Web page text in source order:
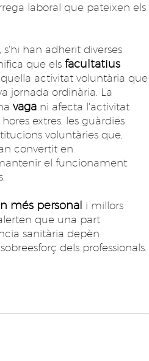
laboral que pateixen els
s'hi han adherit diverses
que els facultatius
activitat voluntària que
jornada ordinària. La
vaga ni afecta l'activitat
extres, les guàrdies
voluntàries que,
convertit en
el funcionament
més personal i millors
que una part
sanitària depèn
dels professionals.